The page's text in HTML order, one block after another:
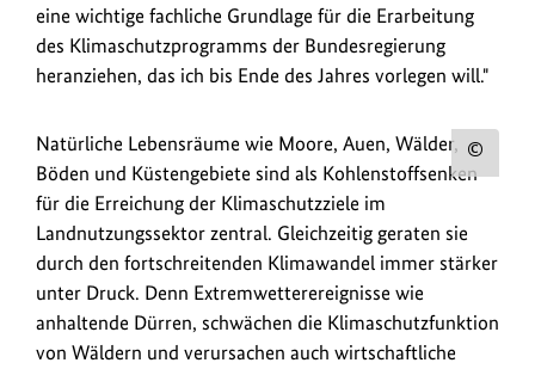
eine wichtige fachliche Grundlage für die Erarbeitung
des Klimaschutzprogramms der Bundesregierung
heranziehen, das ich bis Ende des Jahres vorlegen will."
Natürliche Lebensräume wie Moore, Auen, Wälder,
Böden und Küstengebiete sind als Kohlenstoffsenken
für die Erreichung der Klimaschutzziele im
Landnutzungssektor zentral. Gleichzeitig geraten sie
durch den fortschreitenden Klimawandel immer stärker
unter Druck. Denn Extremwetterereignisse wie
anhaltende Dürren, schwächen die Klimaschutzfunktion
von Wäldern und verursachen auch wirtschaftliche